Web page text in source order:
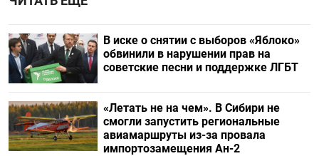
В иске о снятии с выборов «Яблоко»
обвинили в нарушении прав на
советские песни и поддержке ЛГБТ
«Летать не на чем». В Сибири не
смогли запустить региональные
авиамаршруты из-за провала
импортозамещения Ан-2